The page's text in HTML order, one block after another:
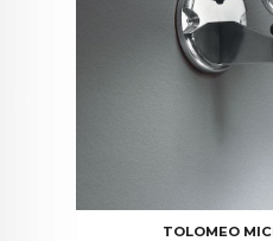
TOLOMEO